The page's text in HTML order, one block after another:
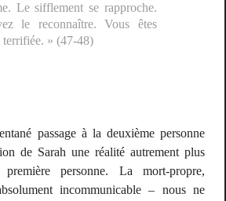
Le sifflement se rapproche.
le reconnaître. Vous êtes
terrifiée. » (47-48)
passage à la deuxième personne
de Sarah une réalité autrement plus
personne. La mort-propre,
incommunicable – nous ne